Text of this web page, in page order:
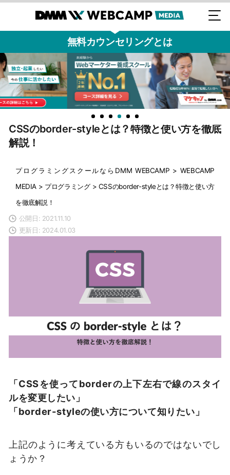
無料カウンセリングとは
CSSのborder-styleとは？特徴と使い方を徹底
解説！
プログラミングスクールならDMM WEBCAMP > WEBCAMP
MEDIA > プログラミング> CSSのborder-styleとは？特徴と使い方
を徹底解説！
公開日: 2021.11.10
更新日: 2024.01.03
「CSSを使ってborderの上下左右で線のスタイ
ルを変更したい」
「border-styleの使い方について知りたい」
上記のように考えている方もいるのではないでし
ょうか？